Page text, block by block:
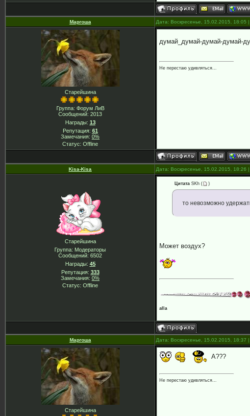
Маргоша Дата: Воскресенье, 15.02.2015, 18:05
Старейшина
Группа: Форум ЛиВ
Сообщений: 2013
Награды: 13
Репутация: 61
Замечания: 0%
Статус: Offline
думай_думай-думай-думай-
Не перестаю удивляться...
Kisa-Kisa Дата: Воскресенье, 15.02.2015, 18:26
Старейшина
Группа: Модераторы
Сообщений: 6502
Награды: 45
Репутация: 333
Замечания: 0%
Статус: Offline
Цитата SKh ( )
то невозможно
Может воздух?
alla
Маргоша Дата: Воскресенье, 15.02.2015, 18:37
Старейшина
А???
Не перестаю удивляться...